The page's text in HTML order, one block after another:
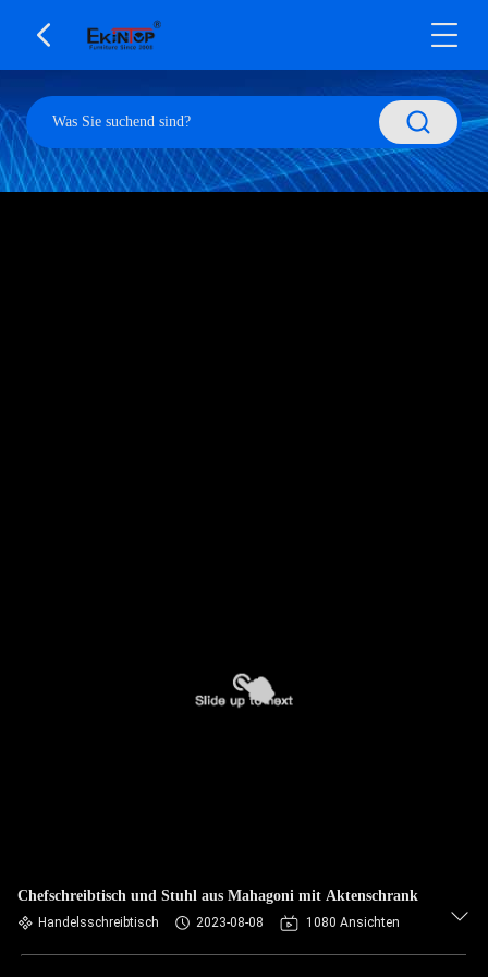
Chefschreibtisch und Stuhl aus Mahagoni mit Aktenschrank
Handelsschreibtisch 2023-08-08 1080 Ansichten